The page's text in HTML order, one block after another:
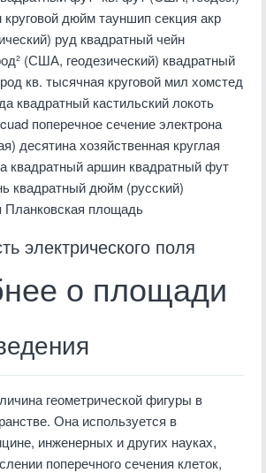
дюйм тауншип секция акр
руд квадратный чейн
(США, геодезический) квадратный
кв. тысячная круговой мил хомстед
квадратный кастильский локоть
поперечное сечение электрона
десятина хозяйственная круглая
квадратный аршин квадратный фут
квадратный дюйм (русский)
Планковская площадь
электрического поля
о площади
геометрической фигуры в
Она используется в
инженерных и других науках,
поперечного сечения клеток,